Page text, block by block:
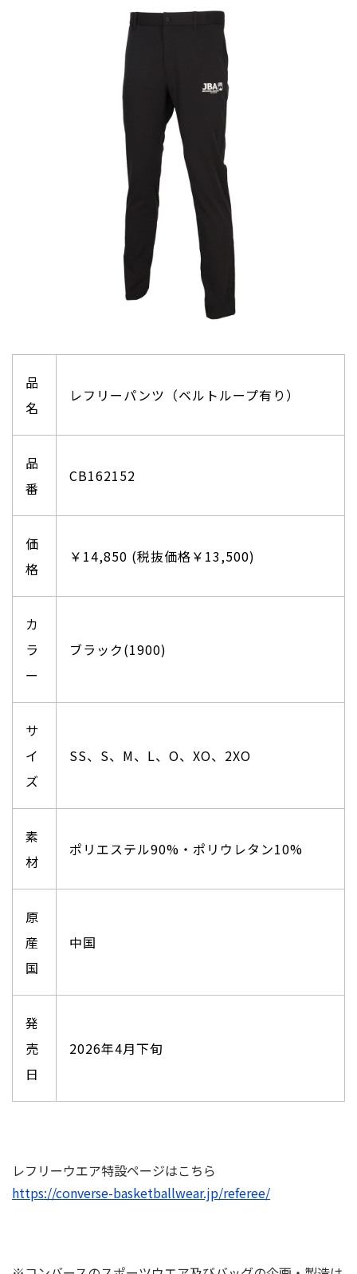
品
名
レフリーパンツ（ベルトループ有り）
品
番
CB162152
価
格
￥14,850 (税抜価格￥13,500)
カ
ラ
ー
ブラック(1900)
サ
イ
ズ
SS、S、M、L、O、XO、2XO
素
材
ポリエステル90%・ポリウレタン10%
原
産
国
中国
発
売
日
2026年4月下旬
レフリーウエア特設ページはこちら
https://converse-basketballwear.jp/referee/